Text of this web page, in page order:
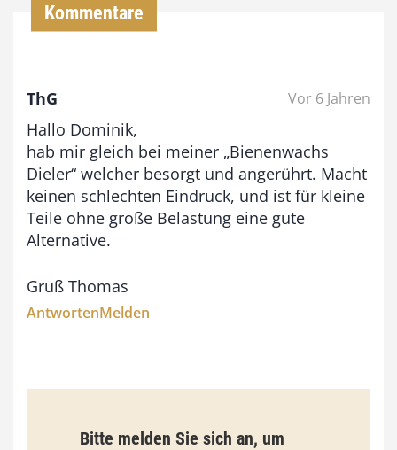
9
3
,
Kommentare
ThG Vor 6 Jahren
Hallo Dominik,
hab mir gleich bei meiner „Bienenwachs
Dieler“ welcher besorgt und angerührt. Macht
keinen schlechten Eindruck, und ist für kleine
Teile ohne große Belastung eine gute
Alternative.
Gruß Thomas
AntwortenMelden
Bitte melden Sie sich an, um